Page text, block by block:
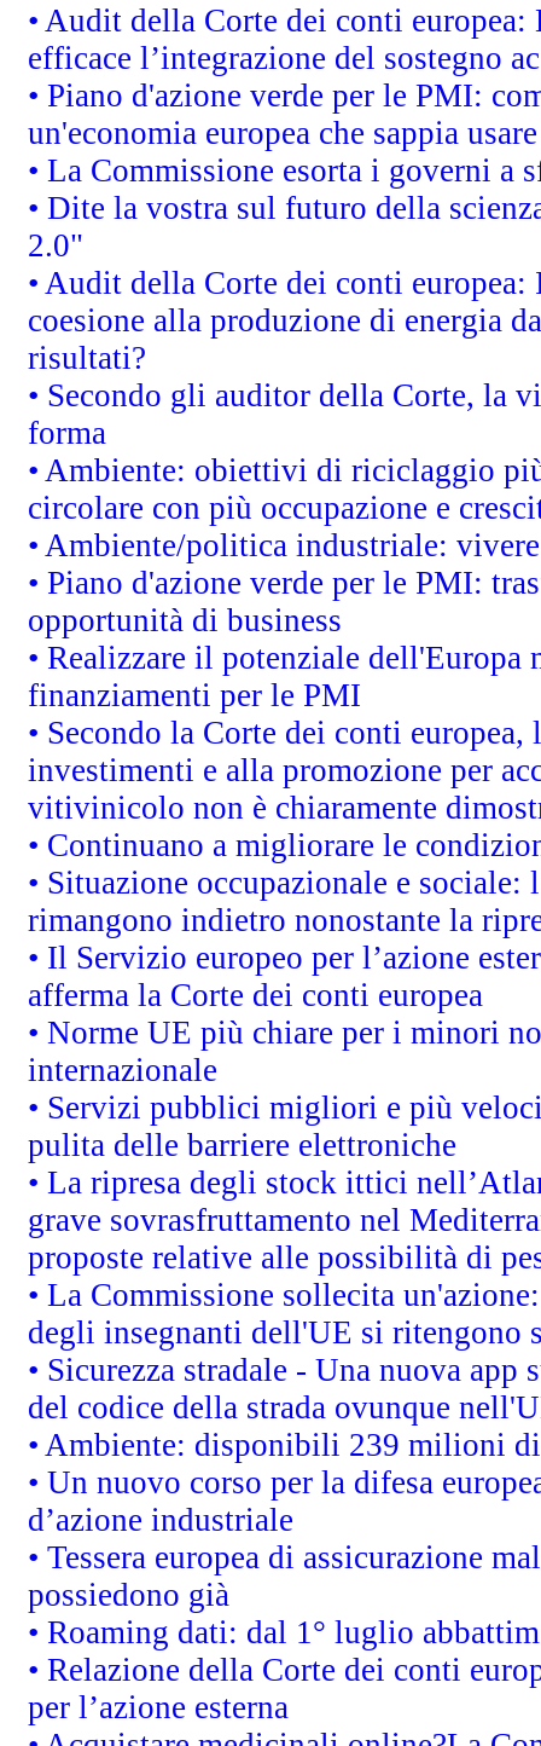
• Audit della Corte dei conti
efficace l’integrazione del sostegno
• Piano d'azione verde per le PMI:
un'economia europea che sappia
• La Commissione esorta i governi
• Dite la vostra sul futuro della
2.0"
• Audit della Corte dei conti
coesione alla produzione di energia
risultati?
• Secondo gli auditor della Corte, la
forma
• Ambiente: obiettivi di riciclaggio
circolare con più occupazione e
• Ambiente/politica industriale:
• Piano d'azione verde per le PMI:
opportunità di business
• Realizzare il potenziale
finanziamenti per le PMI
• Secondo la Corte dei conti
investimenti e alla promozione per
vitivinicolo non è chiaramente
• Continuano a migliorare le
• Situazione occupazionale e
rimangono indietro nonostante la
• Il Servizio europeo per l’azione
afferma la Corte dei conti europea
• Norme UE più chiare per i minori
internazionale
• Servizi pubblici migliori e più
pulita delle barriere elettroniche
• La ripresa degli stock ittici
grave sovrasfruttamento nel
proposte relative alle possibilità di
• La Commissione sollecita
degli insegnanti dell'UE si ritengono
• Sicurezza stradale - Una nuova
del codice della strada ovunque
• Ambiente: disponibili 239 milioni
• Un nuovo corso per la difesa
d’azione industriale
• Tessera europea di assicurazione
possiedono già
• Roaming dati: dal 1° luglio
• Relazione della Corte dei conti
per l’azione esterna